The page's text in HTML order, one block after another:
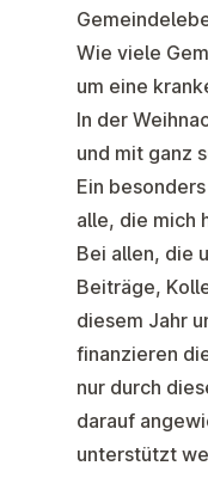
Wie viele
um eine
In der
und mit ganz
Ein
alle, die mich
Bei allen, die
Beiträge,
diesem Jahr
finanzieren
nur durch
darauf
unterstützt